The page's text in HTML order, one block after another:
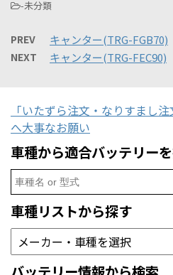
-未分類
PREV キャンター(TRG-FGB70)
NEXT キャンター(TRG-FEC90)
「いたずら注文・なりすまし
へ大事なお願い
車種から適合バッテリー
Search
for:
車種リストから探す